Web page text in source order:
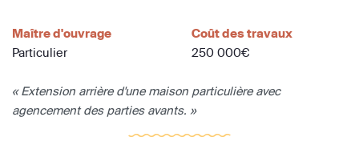
Maître d'ouvrage
Particulier
Coût des travaux
250 000€
« Extension arrière d'une maison particulière avec
agencement des parties avants. »